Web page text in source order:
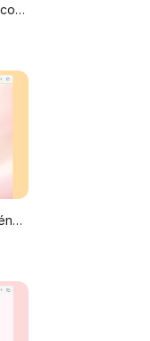
L'enquête NPS (Net Promoter Score)
Enquête de rétroaction post-événement